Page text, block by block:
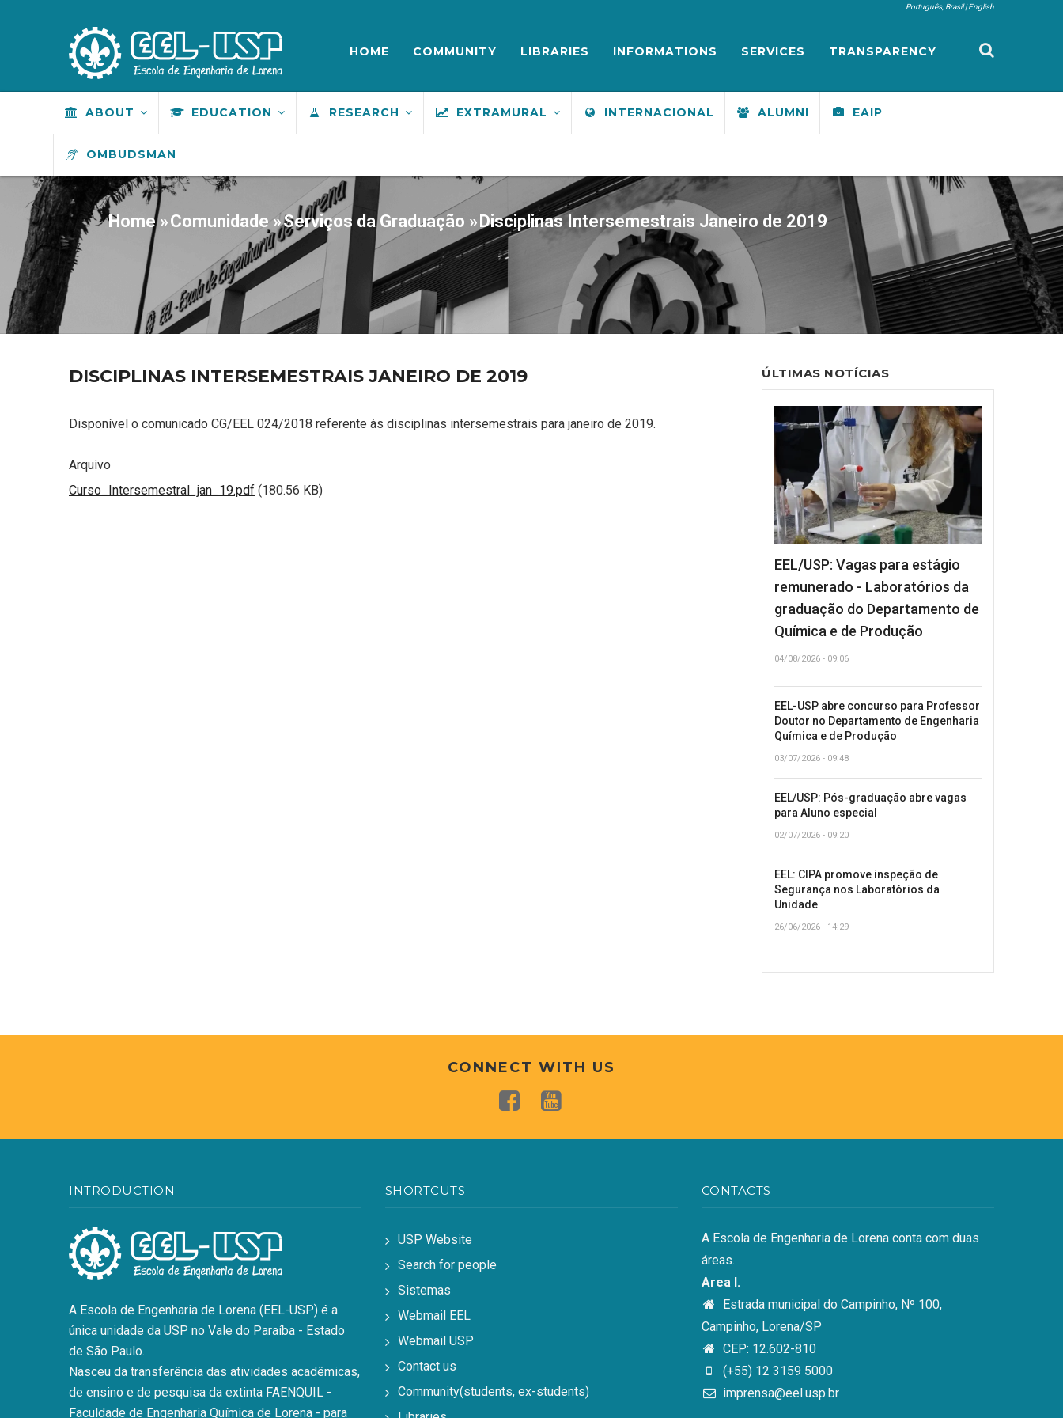
Português, Brasil English
HOME COMMUNITY LIBRARIES INFORMATIONS SERVICES TRANSPARENCY
MAIN
NAVIGATION
ABOUT EDUCATION RESEARCH EXTRAMURAL INTERNACIONAL ALUMNI EAIP
OMBUDSMAN
BREADCRUMB
Home »Comunidade »Serviços da Graduação »Disciplinas Intersemestrais Janeiro de 2019
DISCIPLINAS INTERSEMESTRAIS JANEIRO DE 2019
Disponível o comunicado CG/EEL 024/2018 referente às disciplinas intersemestrais para janeiro de 2019.
Arquivo
Curso_Intersemestral_jan_19.pdf (180.56 KB)
ÚLTIMAS NOTÍCIAS
EEL/USP: Vagas para estágio
remunerado - Laboratórios da
graduação do Departamento de
Química e de Produção
04/08/2026 - 09:06
EEL-USP abre concurso para Professor
Doutor no Departamento de Engenharia
Química e de Produção
03/07/2026 - 09:48
EEL/USP: Pós-graduação abre vagas
para Aluno especial
02/07/2026 - 09:20
EEL: CIPA promove inspeção de
Segurança nos Laboratórios da
Unidade
26/06/2026 - 14:29
CONNECT WITH US
INTRODUCTION
A Escola de Engenharia de Lorena (EEL-USP) é a
única unidade da USP no Vale do Paraíba - Estado
de São Paulo.
Nasceu da transferência das atividades acadêmicas,
de ensino e de pesquisa da extinta FAENQUIL -
Faculdade de Engenharia Química de Lorena - para
SHORTCUTS
USP Website
Search for people
Sistemas
Webmail EEL
Webmail USP
Contact us
Community(students, ex-students)
CONTACTS
A Escola de Engenharia de Lorena conta com duas
áreas.
Area I.
Estrada municipal do Campinho, Nº 100,
Campinho, Lorena/SP
CEP: 12.602-810
(+55) 12 3159 5000
imprensa@eel.usp.br